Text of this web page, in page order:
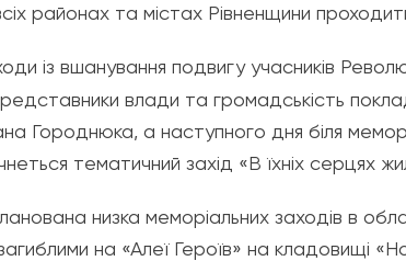
районах та містах Рівненщини
із вшанування подвигу учасників
влади та громадськість
Городнюка, а наступного дня біля
тематичний захід «В їхніх серцях
низка меморіальних заходів в
на «Алеї Героїв» на кладовищі